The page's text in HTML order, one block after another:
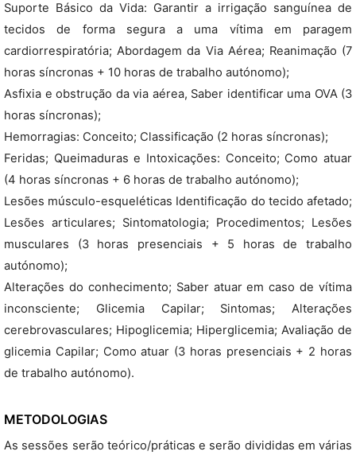
Suporte Básico da Vida: Garantir a irrigação sanguínea de
tecidos de forma segura a uma vítima em paragem
cardiorrespiratória; Abordagem da Via Aérea; Reanimação (7
horas síncronas + 10 horas de trabalho autónomo);
Asfixia e obstrução da via aérea, Saber identificar uma OVA (3
horas síncronas);
Hemorragias: Conceito; Classificação (2 horas síncronas);
Feridas; Queimaduras e Intoxicações: Conceito; Como atuar
(4 horas síncronas + 6 horas de trabalho autónomo);
Lesões músculo-esqueléticas Identificação do tecido afetado;
Lesões articulares; Sintomatologia; Procedimentos; Lesões
musculares (3 horas presenciais + 5 horas de trabalho
autónomo);
Alterações do conhecimento; Saber atuar em caso de vítima
inconsciente; Glicemia Capilar; Sintomas; Alterações
cerebrovasculares; Hipoglicemia; Hiperglicemia; Avaliação de
glicemia Capilar; Como atuar (3 horas presenciais + 2 horas
de trabalho autónomo).
METODOLOGIAS
As sessões serão teórico/práticas e serão divididas em várias